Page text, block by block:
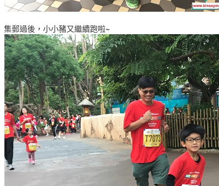
集郵過後，小小豬又繼續跑啦~